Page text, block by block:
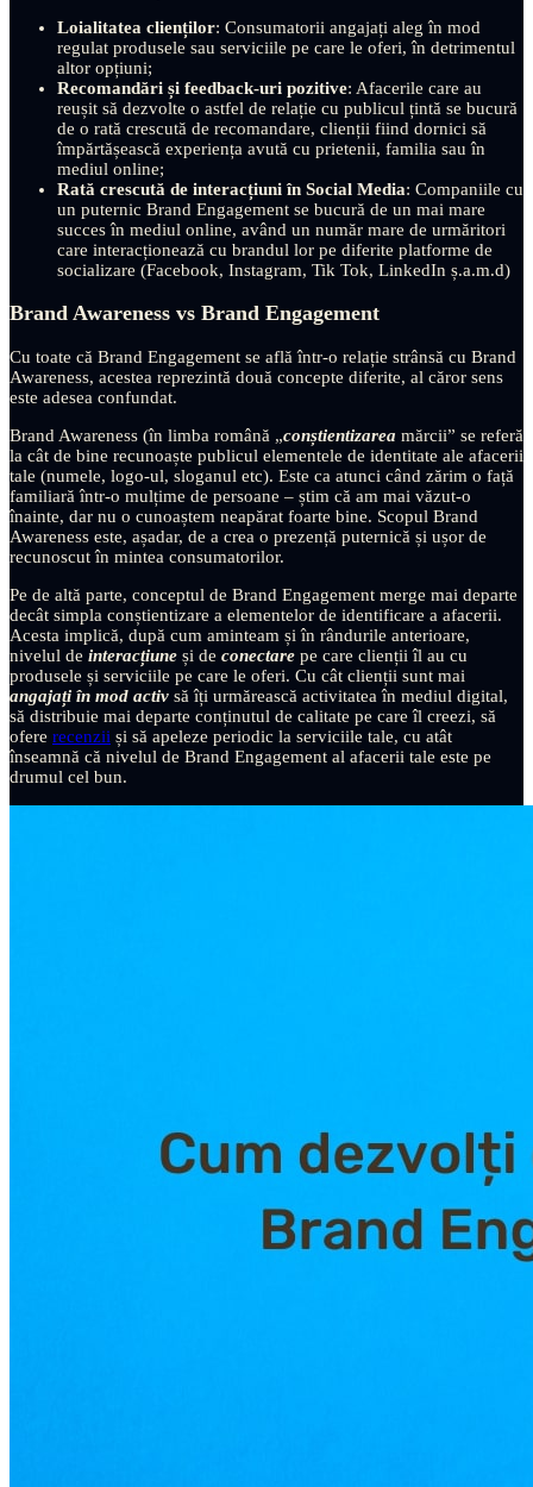
Loialitatea clienților: Consumatorii angajați aleg în mod
regulat produsele sau serviciile pe care le oferi, în detrimentul
altor opțiuni;
Recomandări și feedback-uri pozitive: Afacerile care au
reușit să dezvolte o astfel de relație cu publicul țintă se bucură
de o rată crescută de recomandare, clienții fiind dornici să
împărtășească experiența avută cu prietenii, familia sau în
mediul online;
Rată crescută de interacțiuni în Social Media: Companiile cu
un puternic Brand Engagement se bucură de un mai mare
succes în mediul online, având un număr mare de urmăritori
care interacționează cu brandul lor pe diferite platforme de
socializare (Facebook, Instagram, Tik Tok, LinkedIn ș.a.m.d)
Brand Awareness vs Brand Engagement
Cu toate că Brand Engagement se află într-o relație strânsă cu Brand
Awareness, acestea reprezintă două concepte diferite, al căror sens
este adesea confundat.
Brand Awareness (în limba română „conștientizarea mărcii” se referă
la cât de bine recunoaște publicul elementele de identitate ale afacerii
tale (numele, logo-ul, sloganul etc). Este ca atunci când zărim o față
familiară într-o mulțime de persoane – știm că am mai văzut-o
înainte, dar nu o cunoaștem neapărat foarte bine. Scopul Brand
Awareness este, așadar, de a crea o prezență puternică și ușor de
recunoscut în mintea consumatorilor.
Pe de altă parte, conceptul de Brand Engagement merge mai departe
decât simpla conștientizare a elementelor de identificare a afacerii.
Acesta implică, după cum aminteam și în rândurile anterioare,
nivelul de interacțiune și de conectare pe care clienții îl au cu
produsele și serviciile pe care le oferi. Cu cât clienții sunt mai
angajați în mod activ să îți urmărească activitatea în mediul digital,
să distribuie mai departe conținutul de calitate pe care îl creezi, să
ofere recenzii și să apeleze periodic la serviciile tale, cu atât
înseamnă că nivelul de Brand Engagement al afacerii tale este pe
drumul cel bun.